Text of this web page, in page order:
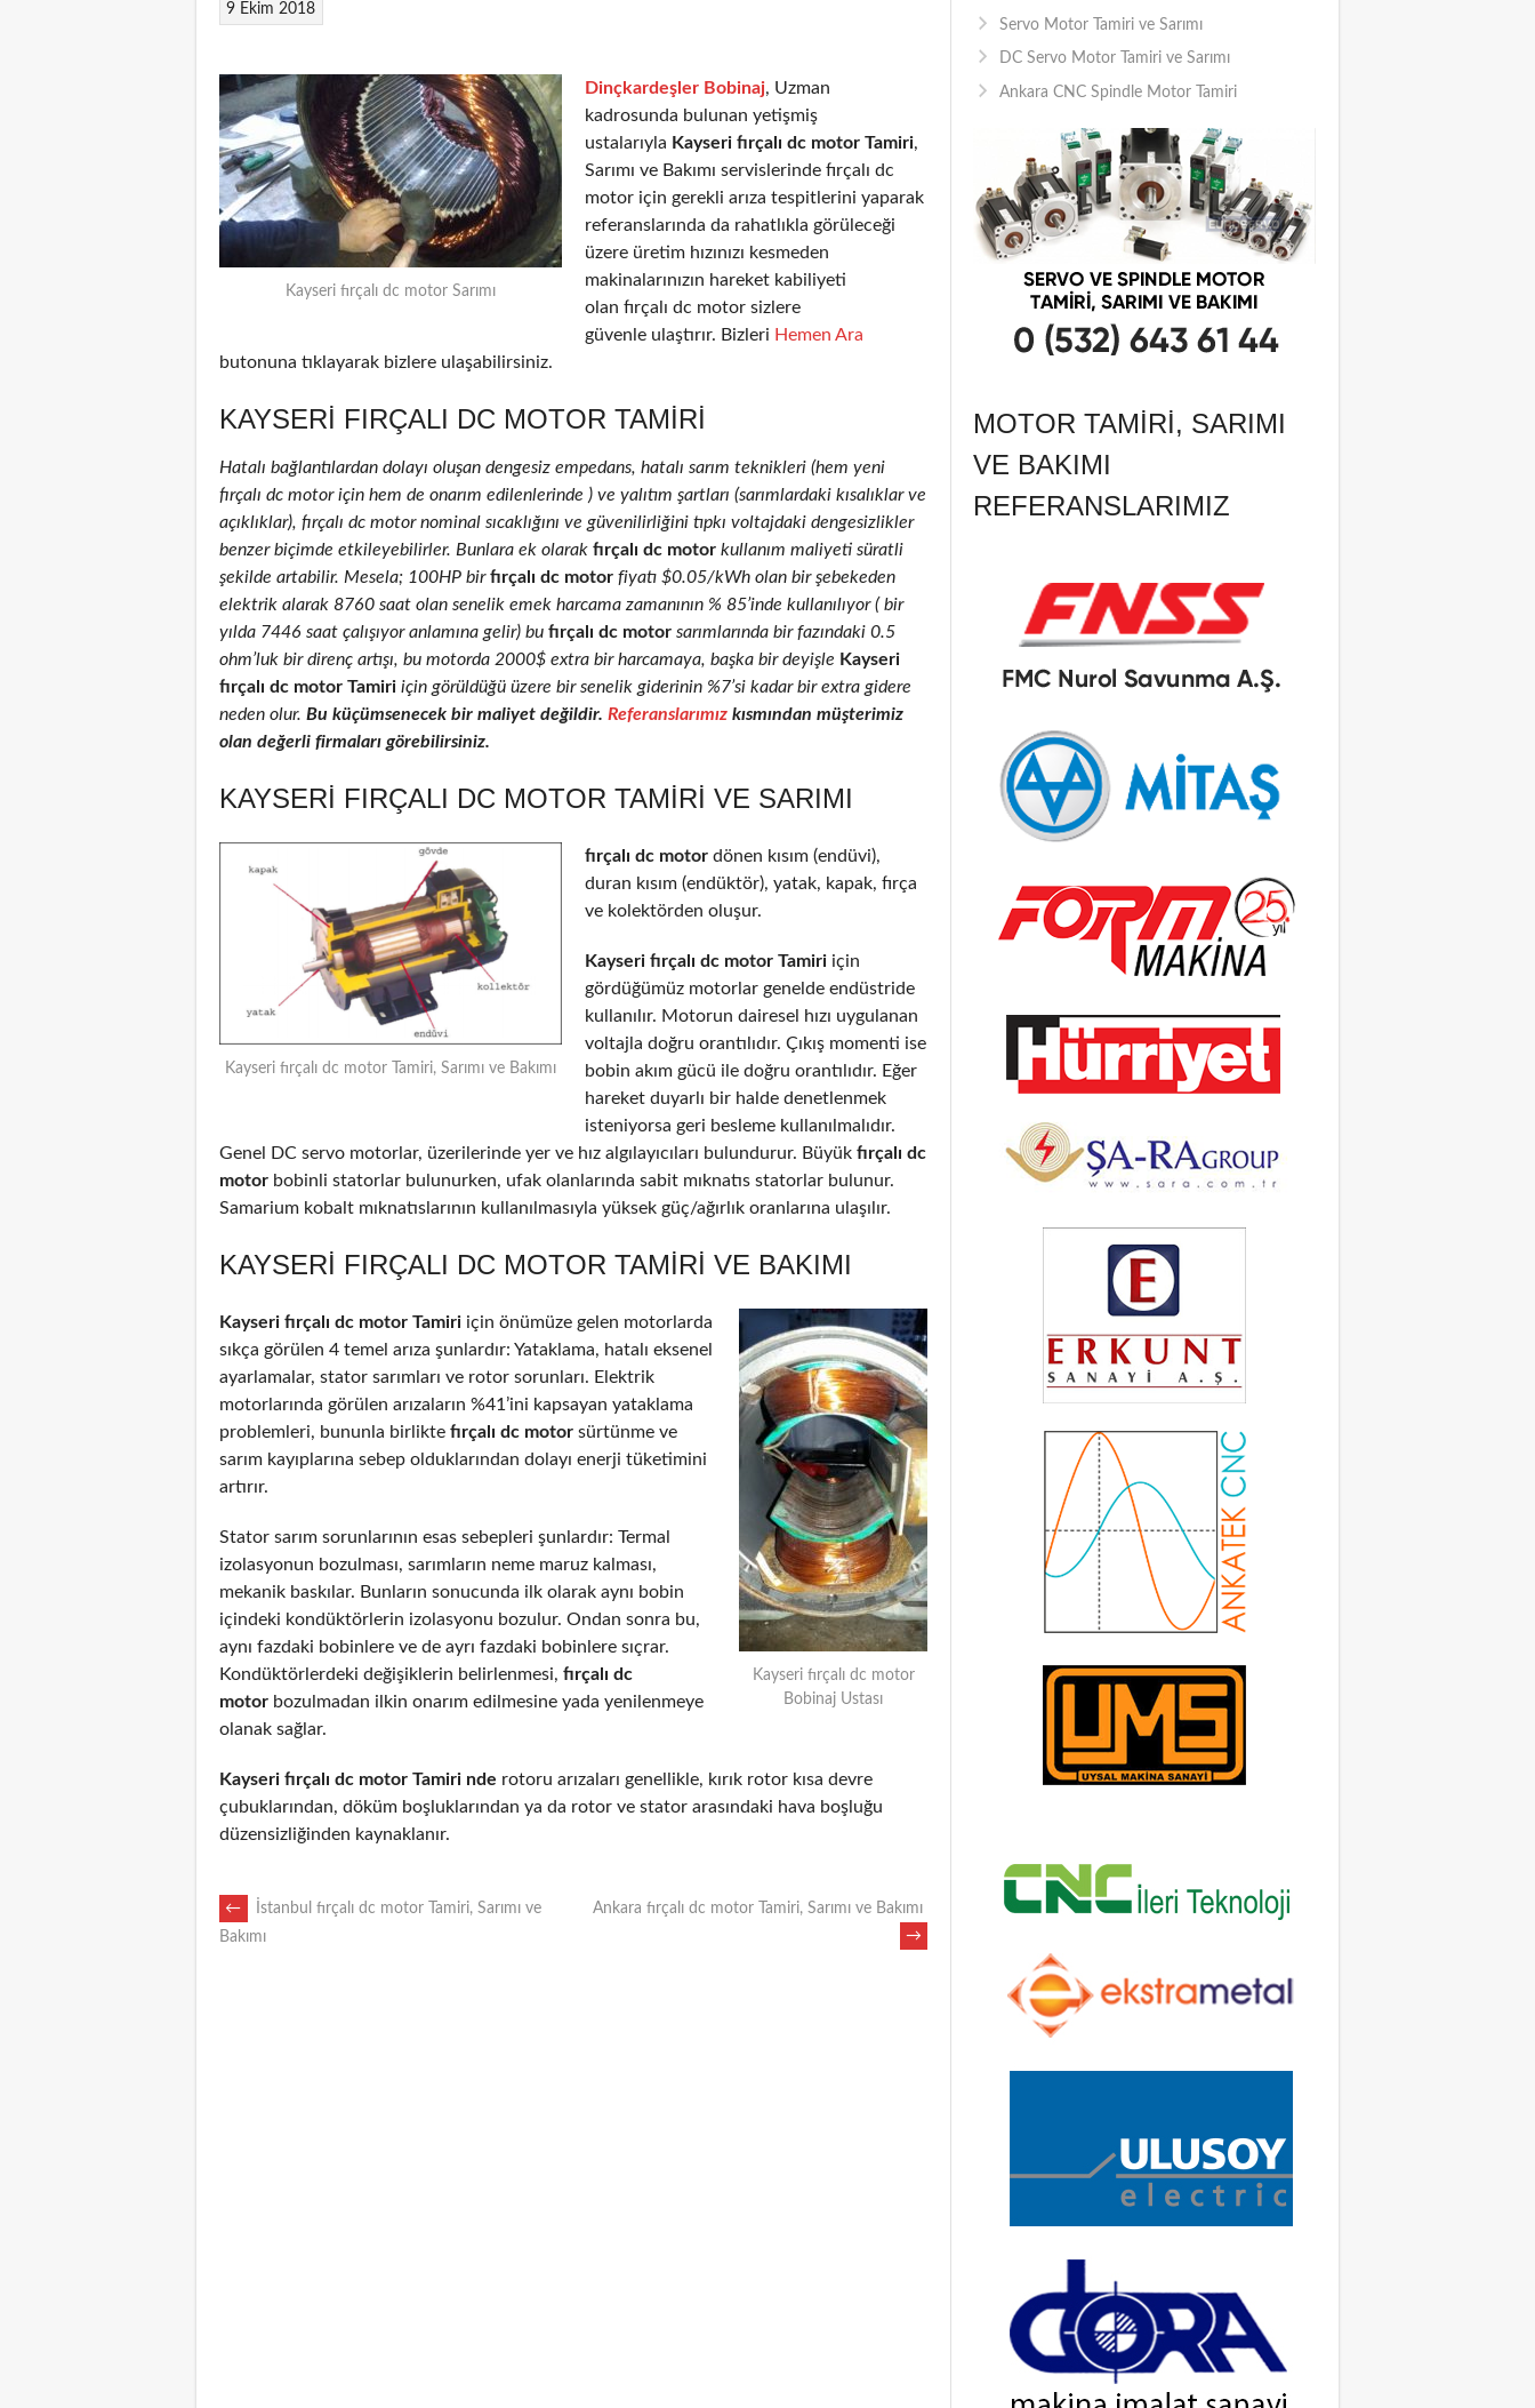
9 Ekim 2018
Kayseri fırçalı dc motor Sarımı
Dinçkardeşler Bobinaj, Uzman
kadrosunda bulunan yetişmiş
ustalarıyla Kayseri fırçalı dc motor Tamiri,
Sarımı ve Bakımı servislerinde fırçalı dc
motor için gerekli arıza tespitlerini yaparak
referanslarında da rahatlıkla görüleceği
üzere üretim hızınızı kesmeden
makinalarınızın hareket kabiliyeti
olan fırçalı dc motor sizlere
güvenle ulaştırır. Bizleri Hemen Ara
butonuna tıklayarak bizlere ulaşabilirsiniz.
KAYSERI FIRÇALI DC MOTOR TAMIRI
Hatalı bağlantılardan dolayı oluşan dengesiz empedans, hatalı sarım teknikleri (hem yeni
fırçalı dc motor için hem de onarım edilenlerinde ) ve yalıtım şartları (sarımlardaki kısalıklar ve
açıklıklar), fırçalı dc motor nominal sıcaklığını ve güvenilirliğini tıpkı voltajdaki dengesizlikler
benzer biçimde etkileyebilirler. Bunlara ek olarak fırçalı dc motor kullanım maliyeti süratli
şekilde artabilir. Mesela; 100HP birfırçalı dc motor fiyatı $0.05/kWh olan bir şebekeden
elektrik alarak 8760 saat olan senelik emek harcama zamanının % 85’inde kullanılıyor ( bir
yılda 7446 saat çalışıyor anlamına gelir) bu fırçalı dc motor sarımlarında bir fazındaki 0.5
ohm’luk bir direnç artışı, bu motorda 2000$ extra bir harcamaya, başka bir deyişle Kayseri
fırçalı dc motor Tamiri için görüldüğü üzere bir senelik giderinin %7’si kadar bir extra gidere
neden olur. Bu küçümsenecek bir maliyet değildir. Referanslarımız kısmından müşterimiz
olan değerli firmaları görebilirsiniz.
KAYSERI FIRÇALI DC MOTOR TAMIRI VE SARIMI
Kayseri fırçalı dc motor Tamiri, Sarımı ve Bakımı
fırçalı dc motor dönen kısım (endüvi),
duran kısım (endüktör), yatak, kapak, fırça
ve kolektörden oluşur.
Kayseri fırçalı dc motor Tamiri için
gördüğümüz motorlar genelde endüstride
kullanılır. Motorun dairesel hızı uygulanan
voltajla doğru orantılıdır. Çıkış momenti ise
bobin akım gücü ile doğru orantılıdır. Eğer
hareket duyarlı bir halde denetlenmek
isteniyorsa geri besleme kullanılmalıdır.
Genel DC servo motorlar, üzerilerinde yer ve hız algılayıcıları bulundurur. Büyük fırçalı dc
motor bobinli statorlar bulunurken, ufak olanlarında sabit mıknatıs statorlar bulunur.
Samarium kobalt mıknatıslarının kullanılmasıyla yüksek güç/ağırlık oranlarına ulaşılır.
KAYSERI FIRÇALI DC MOTOR TAMIRI VE BAKIMI
Kayseri fırçalı dc motor
Bobinaj Ustası
Kayseri fırçalı dc motor Tamiri için önümüze gelen motorlarda
sıkça görülen 4 temel arıza şunlardır: Yataklama, hatalı eksenel
ayarlamalar, stator sarımları ve rotor sorunları. Elektrik
motorlarında görülen arızaların %41’ini kapsayan yataklama
problemleri, bununla birlikte fırçalı dc motor sürtünme ve
sarım kayıplarına sebep olduklarından dolayı enerji tüketimini
artırır.
Stator sarım sorunlarının esas sebepleri şunlardır: Termal
izolasyonun bozulması, sarımların neme maruz kalması,
mekanik baskılar. Bunların sonucunda ilk olarak aynı bobin
içindeki kondüktörlerin izolasyonu bozulur. Ondan sonra bu,
aynı fazdaki bobinlere ve de ayrı fazdaki bobinlere sıçrar.
Kondüktörlerdeki değişiklerin belirlenmesi, fırçalı dc
motor bozulmadan ilkin onarım edilmesine yada yenilenmeye
olanak sağlar.
Kayseri fırçalı dc motor Tamiri nde rotoru arızaları genellikle, kırık rotor kısa devre
çubuklarından, döküm boşluklarından ya da rotor ve stator arasındaki hava boşluğu
düzensizliğinden kaynaklanır.
POST
←
İstanbul fırçalı dc motor Tamiri, Sarımı ve
Bakımı
Ankara fırçalı dc motor Tamiri, Sarımı ve Bakımı
→
Servo Motor Tamiri ve Sarımı
DC Servo Motor Tamiri ve Sarımı
Ankara CNC Spindle Motor Tamiri
MOTOR TAMIRI, SARIMI
VE BAKIMI
REFERANSLARIMIZ